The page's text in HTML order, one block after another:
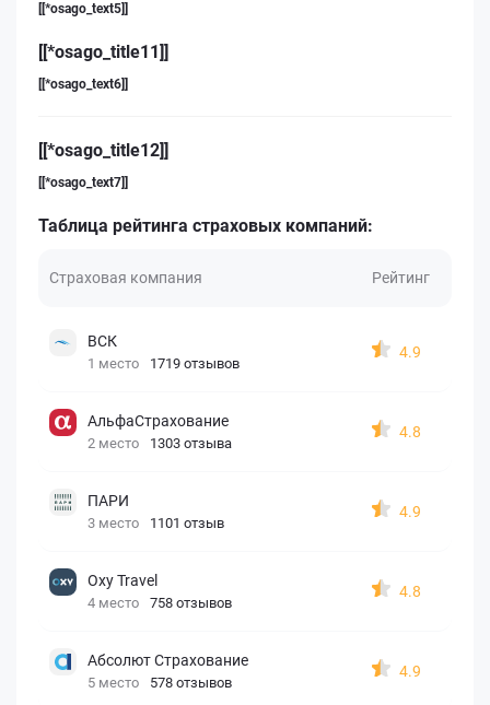
[[*osago_text5]]
[[*osago_title11]]
[[*osago_text6]]
[[*osago_title12]]
[[*osago_text7]]
Таблица рейтинга страховых компаний:
Страховая компания Рейтинг
ВСК
1 место 1719 отзывов
4.9
АльфаСтрахование
2 место 1303 отзыва
4.8
ПАРИ
3 место 1101 отзыв
4.9
Oxy Travel
4 место 758 отзывов
4.8
Абсолют Страхование
5 место 578 отзывов
4.9